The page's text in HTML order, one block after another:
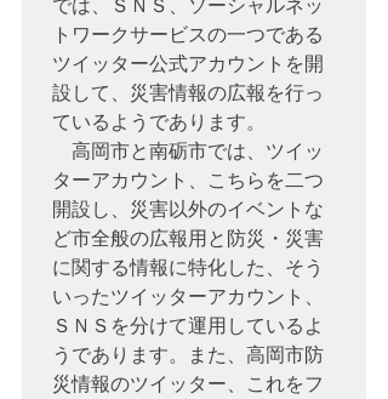
では、ＳＮＳ、ソーシャルネッ
トワークサービスの一つである
ツイッター公式アカウントを開
設して、災害情報の広報を行っ
ているようであります。
高岡市と南砺市では、ツイッ
ターアカウント、こちらを二つ
開設し、災害以外のイベントな
ど市全般の広報用と防災・災害
に関する情報に特化した、そう
いったツイッターアカウント、
ＳＮＳを分けて運用しているよ
うであります。また、高岡市防
災情報のツイッター、これをフ